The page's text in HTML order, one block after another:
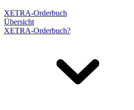
XETRA-Orderbuch
Übersicht
XETRA-Orderbuch?